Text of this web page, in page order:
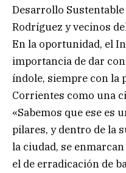
Desarrollo
Rodríguez y vecinos
En la oportunidad, el
importancia de dar
índole, siempre con la
Corrientes como una
«Sabemos que ese es
pilares, y dentro de la
la ciudad, se
el de erradicación de